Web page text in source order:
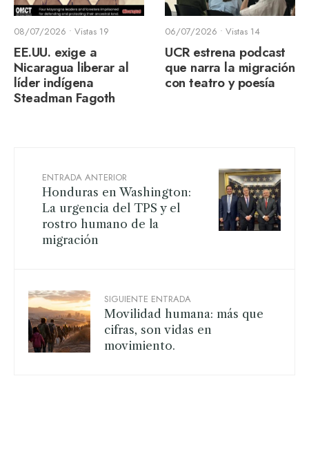
08/07/2026 • Vistas 19
EE.UU. exige a
Nicaragua liberar al
líder indígena
Steadman Fagoth
06/07/2026 • Vistas 14
UCR estrena podcast
que narra la migración
con teatro y poesía
ENTRADA ANTERIOR
Honduras en Washington:
La urgencia del TPS y el
rostro humano de la
migración
SIGUIENTE ENTRADA
Movilidad humana: más que
cifras, son vidas en
movimiento.